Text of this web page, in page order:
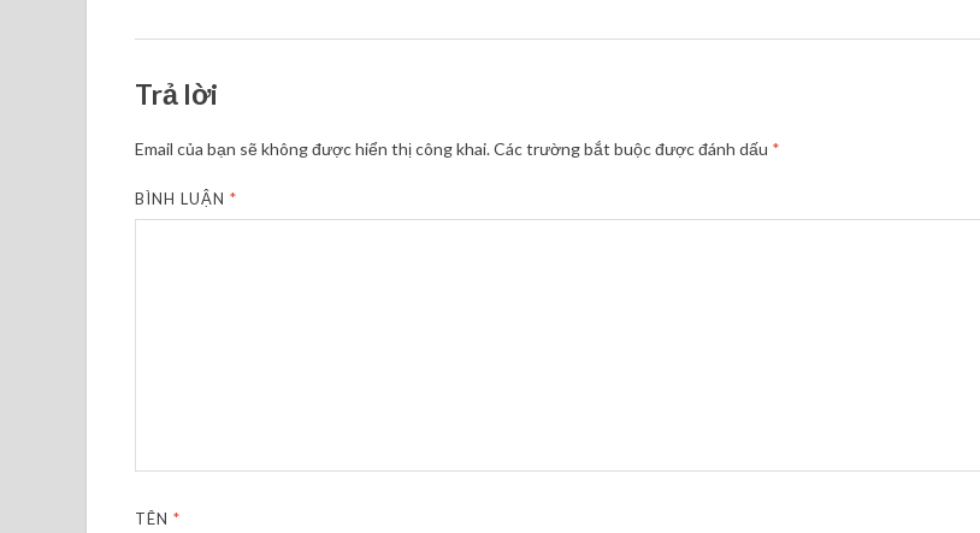
Trả lời
Email của bạn sẽ không được hiển thị công khai.Các trường bắt buộc được đánh dấu *
BÌNH LUẬN*
TÊN*